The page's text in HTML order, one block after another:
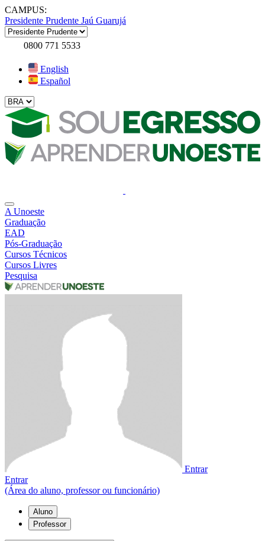
CAMPUS:
Presidente Prudente Jaú Guarujá
0800 771 5533
English
Español
A Unoeste
Graduação
EAD
Pós-Graduação
Cursos Técnicos
Cursos Livres
Pesquisa
Entrar
Entrar
(Área do aluno, professor ou funcionário)
Aluno
Professor